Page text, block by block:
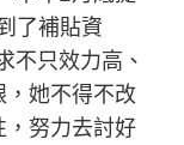
了補貼資
不只效力高、
，她不得不改
，努力去討好